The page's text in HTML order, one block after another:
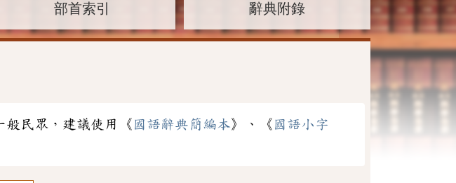
部首索引 辭典附錄
般民眾，建議使用《 國語辭典簡編本》、《 國語小字